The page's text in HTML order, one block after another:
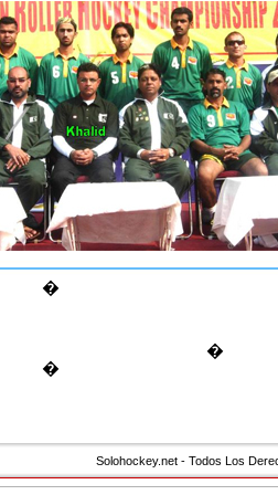
de la capital, Nueva Delhi.
Discover
�
�
�
Solohockey.net - Todos Los